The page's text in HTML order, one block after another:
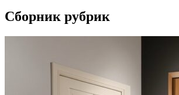
Сборник рубрик